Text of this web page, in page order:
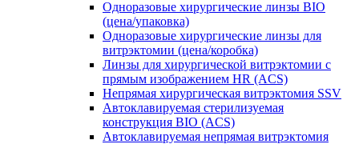
Одноразовые хирургические линзы BIO
(цена/упаковка)
Одноразовые хирургические линзы для
витрэктомии (цена/коробка)
Линзы для хирургической витрэктомии с
прямым изображением HR (ACS)
Непрямая хирургическая витрэктомия SSV
Автоклавируемая стерилизуемая
конструкция BIO (ACS)
Автоклавируемая непрямая витрэктомия